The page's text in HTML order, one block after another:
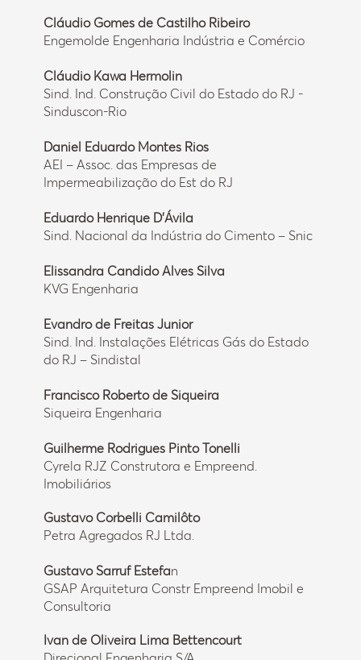
Cláudio Gomes de Castilho Ribeiro
Engemolde Engenharia Indústria e Comércio
Cláudio Kawa Hermolin
Sind. Ind. Construção Civil do Estado do RJ -
Sinduscon-Rio
Daniel Eduardo Montes Rios
AEI – Assoc. das Empresas de
Impermeabilização do Est do RJ
Eduardo Henrique D’Ávila
Sind. Nacional da Indústria do Cimento – Snic
Elissandra Candido Alves Silva
KVG Engenharia
Evandro de Freitas Junior
Sind. Ind. Instalações Elétricas Gás do Estado
do RJ – Sindistal
Francisco Roberto de Siqueira
Siqueira Engenharia
Guilherme Rodrigues Pinto Tonelli
Cyrela RJZ Construtora e Empreend.
Imobiliários
Gustavo Corbelli Camilôto
Petra Agregados RJ Ltda.
Gustavo Sarruf Estefan
GSAP Arquitetura Constr Empreend Imobil e
Consultoria
Ivan de Oliveira Lima Bettencourt